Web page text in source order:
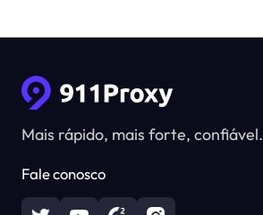
Mais rápido, mais forte, confiável.
Fale conosco